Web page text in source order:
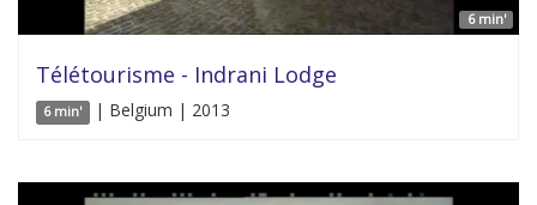
6 min'
Télétourisme - Indrani Lodge
6 min' | Belgium | 2013